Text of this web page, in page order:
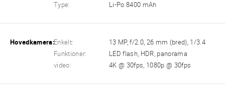
Type:
Li-Po 8400 mAh
Hovedkamera:Enkelt:
13 MP, f/2.0, 26 mm (bred), 1/3.4
Funktioner:
LED flash, HDR, panorama
video:
4K @ 30fps, 1080p @ 30fps